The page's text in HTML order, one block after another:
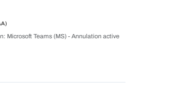
Microsoft Teams (MS) - Annulation active